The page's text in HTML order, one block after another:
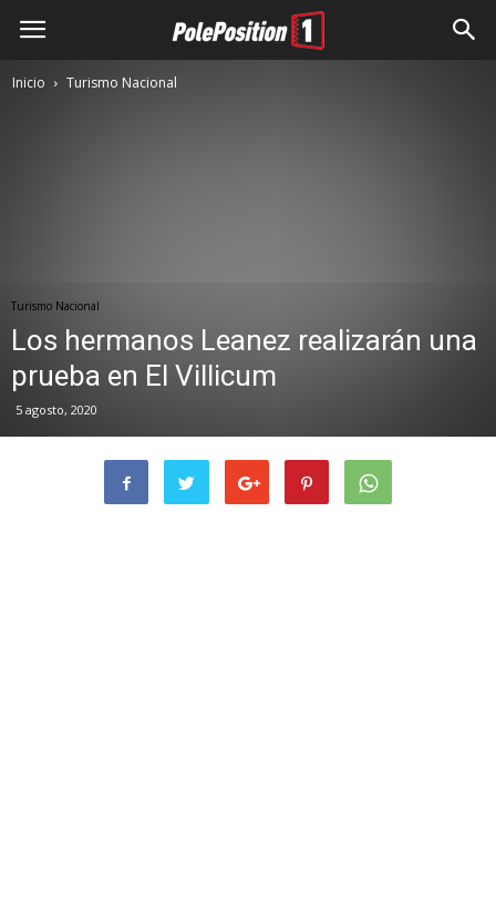
Inicio Turismo Nacional
Turismo Nacional
Los hermanos Leanez realizarán una
prueba en El Villicum
5 agosto, 2020